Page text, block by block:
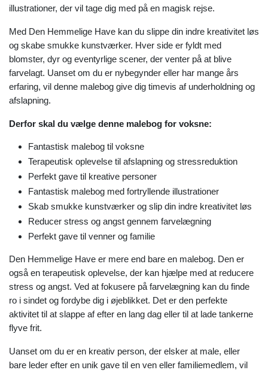
illustrationer, der vil tage dig med på en magisk rejse.
Med Den Hemmelige Have kan du slippe din indre kreativitet løs
og skabe smukke kunstværker. Hver side er fyldt med
blomster, dyr og eventyrlige scener, der venter på at blive
farvelagt. Uanset om du er nybegynder eller har mange års
erfaring, vil denne malebog give dig timevis af underholdning og
afslapning.
Derfor skal du vælge denne malebog for voksne:
Fantastisk malebog til voksne
Terapeutisk oplevelse til afslapning og stressreduktion
Perfekt gave til kreative personer
Fantastisk malebog med fortryllende illustrationer
Skab smukke kunstværker og slip din indre kreativitet løs
Reducer stress og angst gennem farvelægning
Perfekt gave til venner og familie
Den Hemmelige Have er mere end bare en malebog. Den er
også en terapeutisk oplevelse, der kan hjælpe med at reducere
stress og angst. Ved at fokusere på farvelægning kan du finde
ro i sindet og fordybe dig i øjeblikket. Det er den perfekte
aktivitet til at slappe af efter en lang dag eller til at lade tankerne
flyve frit.
Uanset om du er en kreativ person, der elsker at male, eller
bare leder efter en unik gave til en ven eller familiemedlem, vil